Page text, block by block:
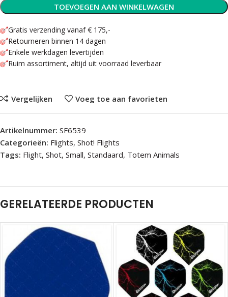
TOEVOEGEN AAN WINKELWAGEN
Gratis verzending vanaf € 175,-
Retourneren binnen 14 dagen
Enkele werkdagen levertijden
Ruim assortiment, altijd uit voorraad leverbaar
Vergelijken Voeg toe aan favorieten
Artikelnummer: SF6539
Categorieën: Flights, Shot! Flights
Tags: Flight, Shot, Small, Standaard, Totem Animals
GERELATEERDE PRODUCTEN